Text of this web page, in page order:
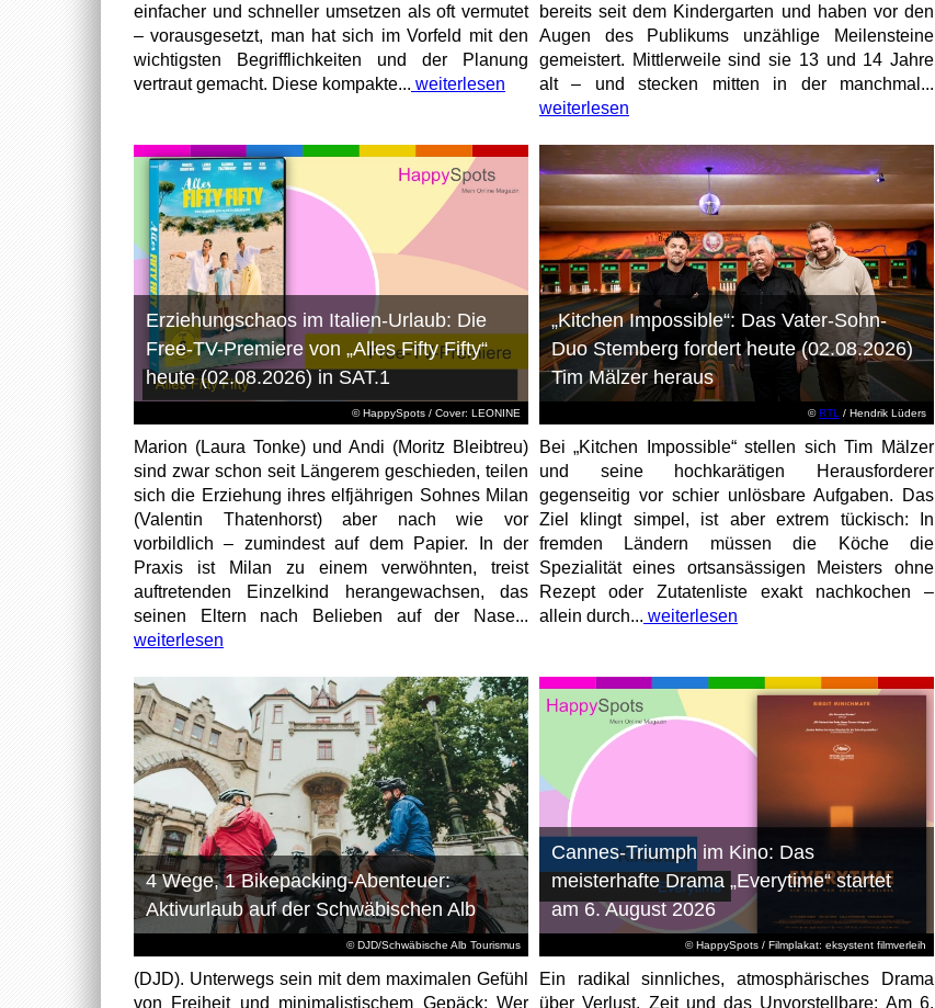
einfacher und schneller umsetzen als oft vermutet
– vorausgesetzt, man hat sich im Vorfeld mit den
wichtigsten Begrifflichkeiten und der Planung
vertraut gemacht. Diese kompakte... weiterlesen
bereits seit dem Kindergarten und haben vor den
Augen des Publikums unzählige Meilensteine
gemeistert. Mittlerweile sind sie 13 und 14 Jahre
alt – und stecken mitten in der manchmal...
weiterlesen
© HappySpots / Cover: LEONINE
Erziehungschaos im Italien-Urlaub: Die
Free-TV-Premiere von „Alles Fifty Fifty“
heute (02.08.2026) in SAT.1
Marion (Laura Tonke) und Andi (Moritz Bleibtreu)
sind zwar schon seit Längerem geschieden, teilen
sich die Erziehung ihres elfjährigen Sohnes Milan
(Valentin Thatenhorst) aber nach wie vor
vorbildlich – zumindest auf dem Papier. In der
Praxis ist Milan zu einem verwöhnten, treist
auftretenden Einzelkind herangewachsen, das
seinen Eltern nach Belieben auf der Nase...
weiterlesen
©RTL / Hendrik Lüders
„Kitchen Impossible“: Das Vater-Sohn-
Duo Stemberg fordert heute (02.08.2026)
Tim Mälzer heraus
Bei „Kitchen Impossible“ stellen sich Tim Mälzer
und seine hochkarätigen Herausforderer
gegenseitig vor schier unlösbare Aufgaben. Das
Ziel klingt simpel, ist aber extrem tückisch: In
fremden Ländern müssen die Köche die
Spezialität eines ortsansässigen Meisters ohne
Rezept oder Zutatenliste exakt nachkochen –
allein durch... weiterlesen
© DJD/Schwäbische Alb Tourismus
4 Wege, 1 Bikepacking-Abenteuer:
Aktivurlaub auf der Schwäbischen Alb
(DJD). Unterwegs sein mit dem maximalen Gefühl
von Freiheit und minimalistischem Gepäck: Wer
© HappySpots / Filmplakat: eksystent filmverleih
Cannes-Triumph im Kino: Das
meisterhafte Drama „Everytime“ startet
am 6. August 2026
Ein radikal sinnliches, atmosphärisches Drama
über Verlust, Zeit und das Unvorstellbare: Am 6.